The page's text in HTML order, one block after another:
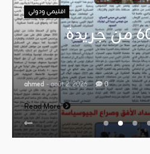
اقليمي ودولي
صدور العدد 602 من جريدة
ahmed - août 2, 2026 0
Read More